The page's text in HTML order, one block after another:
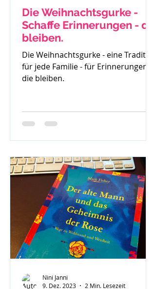
Die Weihnachtsgurke -
Schaffe Erinnerungen - die
bleiben.
Die Weihnachtsgurke - eine Tradition
für jede Familie - für Erinnerungen
die bleiben.
Nini Janni
9. Dez. 2023
2 Min. Lesezeit